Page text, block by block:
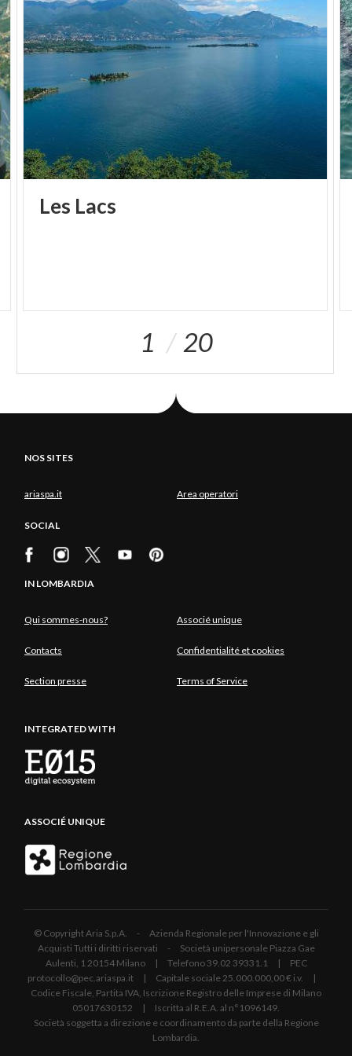
Les Lacs
1 20
NOS SITES
ariaspa.it Area operatori
SOCIAL
IN LOMBARDIA
Qui sommes-nous? Associé unique
Contacts Confidentialité et cookies
Section presse Terms of Service
INTEGRATED WITH
ASSOCIÉ UNIQUE
© Copyright Aria S.p.A. - Azienda Regionale per l'Innovazione e gli
Acquisti Tutti i diritti riservati - Società unipersonale Piazza Gae
Aulenti, 1 20154 Milano | Telefono 39.02 39331.1 | PEC
protocollo@pec.ariaspa.it | Capitale sociale 25.000.000,00 € i.v. |
Codice Fiscale, Partita IVA, Iscrizione Registro delle Imprese di Milano
05017630152 | Iscritta al R.E.A. al n°1096149.
Società soggetta a direzione e coordinamento da parte della Regione
Lombardia.